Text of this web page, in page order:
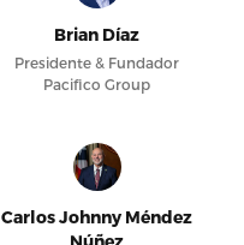
Brian Díaz
Presidente & Fundador
Pacifico Group
Carlos Johnny Méndez
Núñez